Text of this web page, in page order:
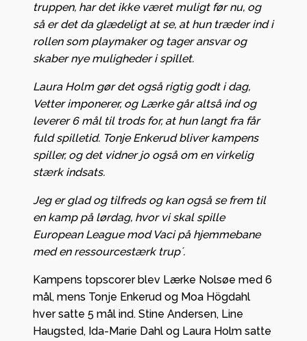
truppen, har det ikke været muligt før nu, og
så er det da glædeligt at se, at hun træder ind i
rollen som playmaker og tager ansvar og
skaber nye muligheder i spillet.
Laura Holm gør det også rigtig godt i dag,
Vetter imponerer, og Lærke går altså ind og
leverer 6 mål til trods for, at hun langt fra får
fuld spilletid. Tonje Enkerud bliver kampens
spiller, og det vidner jo også om en virkelig
stærk indsats.
Jeg er glad og tilfreds og kan også se frem til
en kamp på lørdag, hvor vi skal spille
European League mod Vaci på hjemmebane
med en ressourcestærk trup´.
Kampens topscorer blev Lærke Nolsøe med 6
mål, mens Tonje Enkerud og Moa Högdahl
hver satte 5 mål ind. Stine Andersen, Line
Haugsted, Ida-Marie Dahl og Laura Holm satte